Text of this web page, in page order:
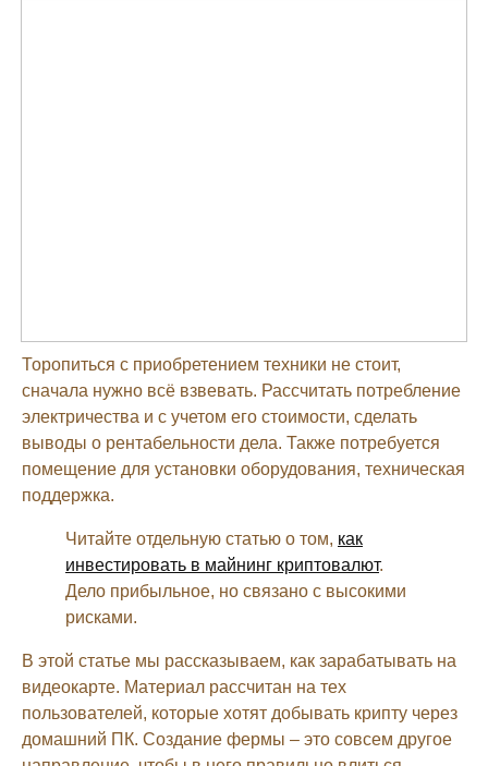
Торопиться с приобретением техники не стоит,
сначала нужно всё взвевать. Рассчитать потребление
электричества и с учетом его стоимости, сделать
выводы о рентабельности дела. Также потребуется
помещение для установки оборудования, техническая
поддержка.
Читайте отдельную статью о том, как
инвестировать в майнинг криптовалют.
Дело прибыльное, но связано с высокими
рисками.
В этой статье мы рассказываем, как зарабатывать на
видеокарте. Материал рассчитан на тех
пользователей, которые хотят добывать крипту через
домашний ПК. Создание фермы – это совсем другое